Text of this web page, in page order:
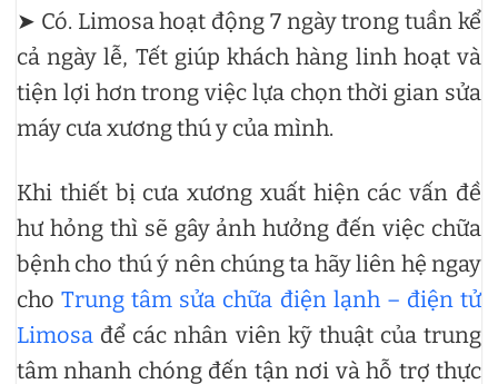
➤ Có. Limosa hoạt động 7 ngày trong tuần kể
cả ngày lễ, Tết giúp khách hàng linh hoạt và
tiện lợi hơn trong việc lựa chọn thời gian sửa
máy cưa xương thú y của mình.
Khi thiết bị cưa xương xuất hiện các vấn đề
hư hỏng thì sẽ gây ảnh hưởng đến việc chữa
bệnh cho thú ý nên chúng ta hãy liên hệ ngay
choTrung tâm sửa chữa điện lạnh – điện tử
Limosa để các nhân viên kỹ thuật của trung
tâm nhanh chóng đến tận nơi và hỗ trợ thực